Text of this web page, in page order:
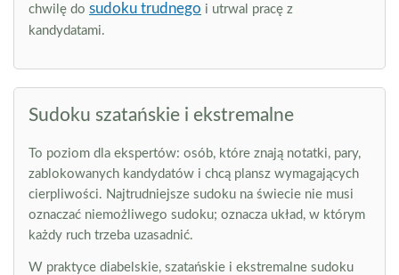
chwilę do sudoku trudnego i utrwal pracę z
kandydatami.
Sudoku szatańskie i ekstremalne
To poziom dla ekspertów: osób, które znają notatki, pary,
zablokowanych kandydatów i chcą plansz wymagających
cierpliwości. Najtrudniejsze sudoku na świecie nie musi
oznaczać niemożliwego sudoku; oznacza układ, w którym
każdy ruch trzeba uzasadnić.
W praktyce diabelskie, szatańskie i ekstremalne sudoku